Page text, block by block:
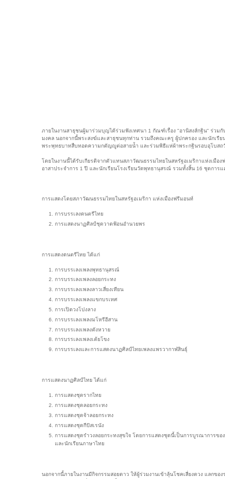
ภายในงานสาธุชนผู้มาร่วมบุญได้ร่วมฟังเทศนา 1 กัณฑ์เรื่อง "อานิสงส์กฐิน" ร่วม
มงคล นอกจากนี้พระสงฆ์และสาธุชนทุกท่าน รวมถึงคณะครู ผู้ปกครอง และนักเรี
พระพุทธบาทสืบทอดความกตัญญูต่อสายน้ำ และร่วมพิธีแห่ผ้าพระกฐินรอบอุโบส
โดยในงานนี้ได้รับเกียรติจากตัวแทนสภาวัฒนธรรมไทยในสหรัฐอเมริกาแห่งเมื
อาสาประจำการ 1 ปี และนักเรียนโรงเรียนวัดพุทธานุสรณ์ รวมทั้งสิ้น 16 ชุดการแ
การแสดงโดยสภาวัฒนธรรมไทยในสหรัฐอเมริกา แห่งเมืองฟรีมอนท์
การบรรเลงดนตรีไทย
การแสดงนาฏศิลป์ชุดวาดฟ้อนอำนวยพร
การแสดงดนตรีไทย ได้แก่
การบรรเลงเพลงพุทธานุสรณ์
การบรรเลงเพลงลอยกระทง
การบรรเลงเพลงลาวเสี่ยงเทียน
การบรรเลงเพลงแขกบรเทศ
การเปิดวงโปงลาง
การบรรเลงเพลงมโหรีอีสาน
การบรรเลงเพลงตังหวาย
การบรรเลงเพลงเต้ยโขง
การบรรเลงและการแสดงนาฏศิลป์ไทยเพลงแพรวากาฬสินธ์ุ
การแสดงนาฏศิลป์ไทย ได้แก่
การแสดงชุดรากไทย
การแสดงชุดลอยกระทง
การแสดงชุดจ้าลอยกระทง
การแสดงชุดกีปัสเรนัง
การแสดงชุดรำวงลอยกระทงสุขใจ โดยการแสดงชุดนี้เป็นการบูรณาการข
และนักเรียนภาษาไทย
นอกจากนี้ภายในงานมีกิจกรรมสอยดาว ให้ผู้ร่วมงานเข้าลุ้นโชคเสี่ยงดวง แลกข